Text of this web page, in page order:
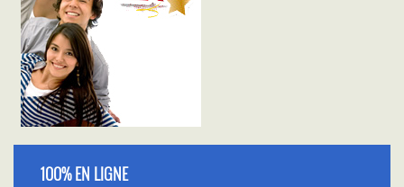
100% EN LIGNE